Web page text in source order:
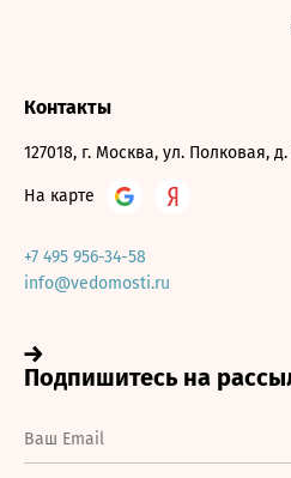
Контакты
127018, г. Москва, ул. Полковая, д.
На карте
+7 495 956-34-58
info@vedomosti.ru